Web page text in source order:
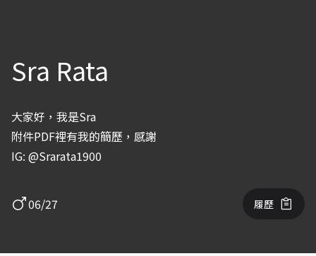
Sra Rata
大家好，我是Sra
附件PDF裡有我的簡歷，感謝
IG: @Srarata1900
06/27 履歷